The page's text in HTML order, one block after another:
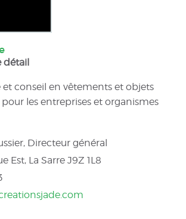
détail
et conseil en vêtements et objets
les entreprises et organismes
Directeur général
Est, La Sarre J9Z 1L8